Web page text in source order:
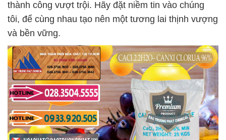
thành công vượt trội. Hãy đặt niềm tin vào chúng
tôi, để cùng nhau tạo nên một tương lai thịnh vượng
và bền vững.